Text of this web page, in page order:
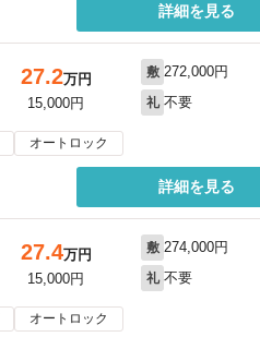
詳細を見る
27.2万円
15,000円
敷 272,000円
礼 不要
オートロック
詳細を見る
27.4万円
15,000円
敷 274,000円
礼 不要
オートロック